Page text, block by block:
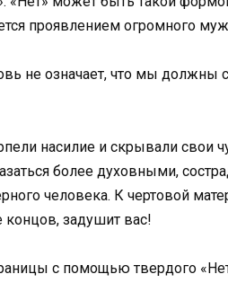
проявлением огромного
не означает, что мы должны
насилие и скрывали свои
более духовными,
человека. К чертовой
концов, задушит вас!
с помощью твердого